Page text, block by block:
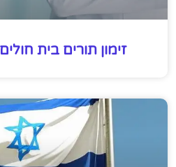
זימון תורים בית